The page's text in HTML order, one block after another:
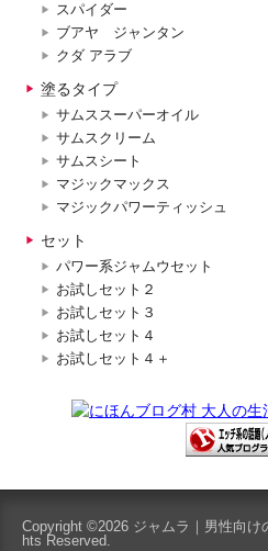
スパイダー
ブアヤ ジャンタン
クダ アラブ
塗るタイプ
サムススーパーオイル
サムスクリーム
サムスシート
マジックマックス
マジックパワーティッシュ
セット
パワー系ジャムウセット
お試しセット２
お試しセット３
お試しセット４
お試しセット４＋
Copyright ©2026 ジャムラ｜男性向け
hts Reserved.